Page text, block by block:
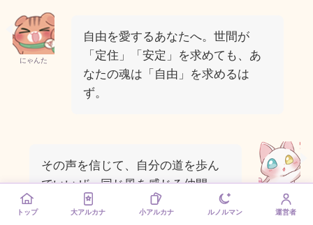
にゃんた
自由を愛するあなたへ。世間が
「定住」「安定」を求めても、あ
なたの魂は「自由」を求めるは
ず。
その声を信じて、自分の道を歩ん
でいいぜ。同じ風を感じる仲間
と、必ずどこかで出会えぜ。
トップ 大アルカナ 小アルカナ ルノルマン 運営者